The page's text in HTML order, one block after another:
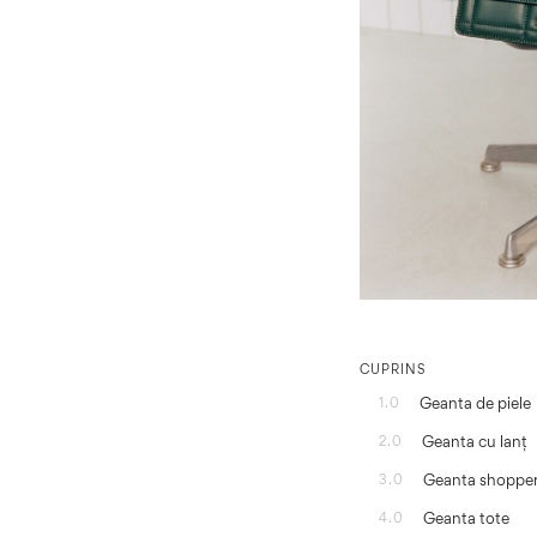
CUPRINS
1.0
Geanta de piele
2.0 Geanta cu lanț
3.0 Geanta
4.0 Geanta tote